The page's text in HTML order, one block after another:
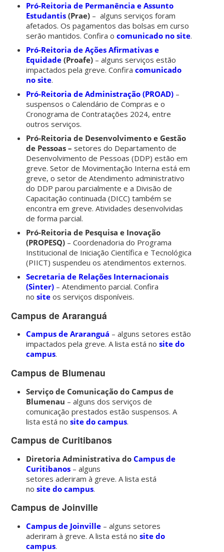
Pró-Reitoria de Permanência e Assunto
Estudantis (Prae) – alguns serviços foram
afetados. Os pagamentos das bolsas em curso
serão mantidos. Confira ocomunicado no site.
Pró-Reitoria de Ações Afirmativas e
Equidade (Proafe) – alguns serviços estão
impactados pela greve. Confiracomunicado
no site.
Pró-Reitoria de Administração (PROAD) –
suspensos o Calendário de Compras e o
Cronograma de Contratações 2024, entre
outros serviços.
Pró-Reitoria de Desenvolvimento e Gestão
de Pessoas –setores do Departamento de
Desenvolvimento de Pessoas (DDP) estão em
greve. Setor de Movimentação Interna está em
greve, o setor de Atendimento administrativo
do DDP parou parcialmente e a Divisão de
Capacitação continuada (DICC) também se
encontra em greve. Atividades desenvolvidas
de forma parcial.
Pró-Reitoria de Pesquisa e Inovação
(PROPESQ) – Coordenadoria do Programa
Institucional de Iniciação Científica e Tecnológica
(PIICT) suspendeu os atendimentos externos.
Secretaria de Relações Internacionais
(Sinter) – Atendimento parcial. Confira
nosite os serviços disponíveis.
Campus de Araranguá
Campus de Araranguá – alguns setores estão
impactados pela greve. A lista está nosite do
campus.
Campus de Blumenau
Serviço de Comunicação do Campus de
Blumenau – alguns dos serviços de
comunicação prestados estão suspensos. A
lista está nosite do campus.
Campus de Curitibanos
Diretoria Administrativa doCampus de
Curitibanos – alguns
setores aderiram à greve. A lista está
nosite do campus.
Campus de Joinville
Campus de Joinville – alguns setores
aderiram à greve. A lista está nosite do
campus.